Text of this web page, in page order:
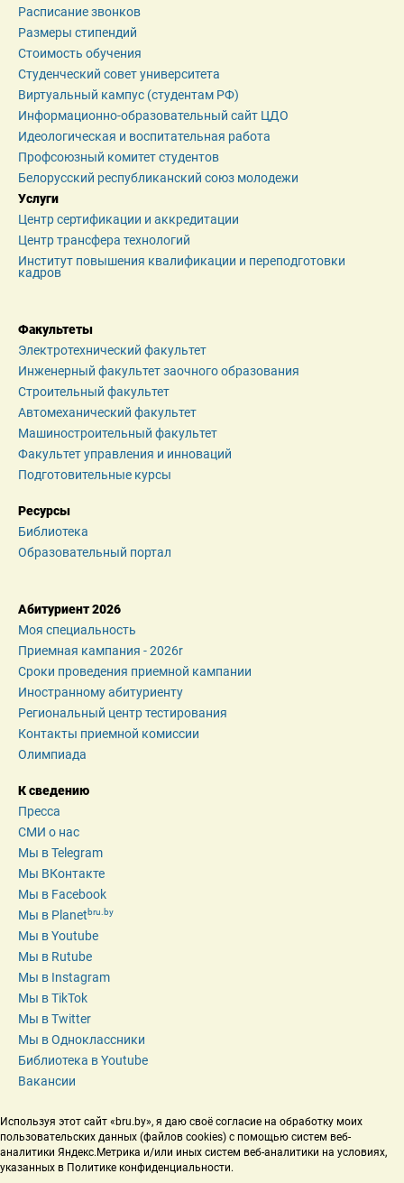
Расписание звонков
Размеры стипендий
Стоимость обучения
Студенческий совет университета
Виртуальный кампус (студентам РФ)
Информационно-образовательный сайт ЦДО
Идеологическая и воспитательная работа
Профсоюзный комитет студентов
Белорусский республиканский союз молодежи
Услуги
Центр сертификации и аккредитации
Центр трансфера технологий
Институт повышения квалификации и переподготовки
кадров
Факультеты
Электротехнический факультет
Инженерный факультет заочного образования
Строительный факультет
Автомеханический факультет
Машиностроительный факультет
Факультет управления и инноваций
Подготовительные курсы
Ресурсы
Библиотека
Образовательный портал
Абитуриент 2026
Моя специальность
Приемная кампания - 2026r
Сроки проведения приемной кампании
Иностранному абитуриенту
Региональный центр тестирования
Контакты приемной комиссии
Олимпиада
К сведению
Пресса
СМИ о нас
Мы в Telegram
Мы ВКонтакте
Мы в Facebook
Мы в Planetbru.by
Мы в Youtube
Мы в Rutube
Мы в Instagram
Мы в TikTok
Мы в Twitter
Мы в Одноклассники
Библиотека в Youtube
Вакансии
Используя этот сайт «bru.by», я даю своё согласие на обработку моих
пользовательских данных (файлов cookies) с помощью систем веб-
аналитики Яндекс.Метрика и/или иных систем веб-аналитики на условиях,
указанных в Политике конфиденциальности.